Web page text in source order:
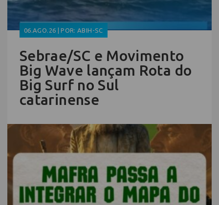
06.AGO.26 | POR: ABIH-SC
Sebrae/SC e Movimento
Big Wave lançam Rota do
Big Surf no Sul
catarinense